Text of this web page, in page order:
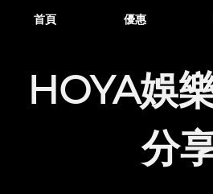
首頁 優惠
HOYA娛
分